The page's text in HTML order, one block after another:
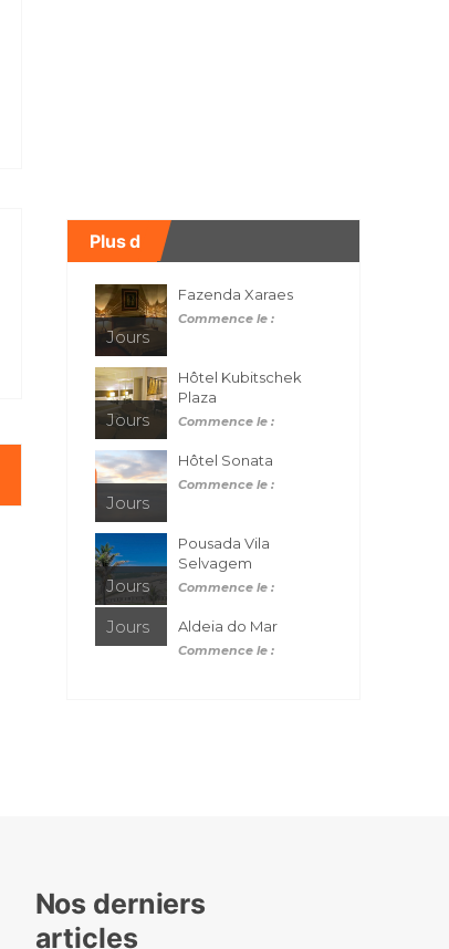
Plus d
Jours
Fazenda Xaraes
Commence le :
Jours
Hôtel Kubitschek
Plaza
Commence le :
Jours
Hôtel Sonata
Commence le :
Jours
Pousada Vila
Selvagem
Commence le :
Jours Aldeia do Mar
Commence le :
Nos derniers
articles